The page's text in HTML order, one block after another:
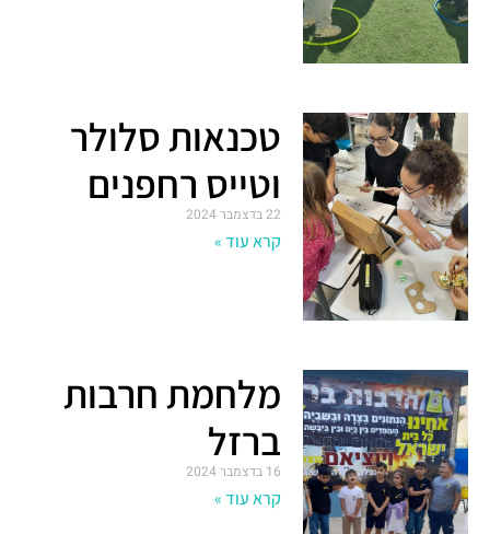
טכנאות סלולר
וטייס רחפנים
22 בדצמבר 2024
קרא עוד »
מלחמת חרבות
ברזל
16 בדצמבר 2024
קרא עוד »